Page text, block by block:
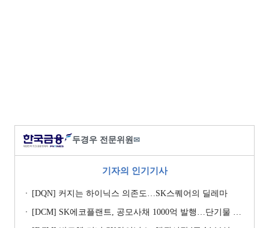
두경우 전문위원 ✉
기자의 인기기사
[DQN] 커지는 하이닉스 의존도…SK스퀘어의 딜레마
[DCM] SK에코플랜트, 공모사채 1000억 발행…단기물 승부수